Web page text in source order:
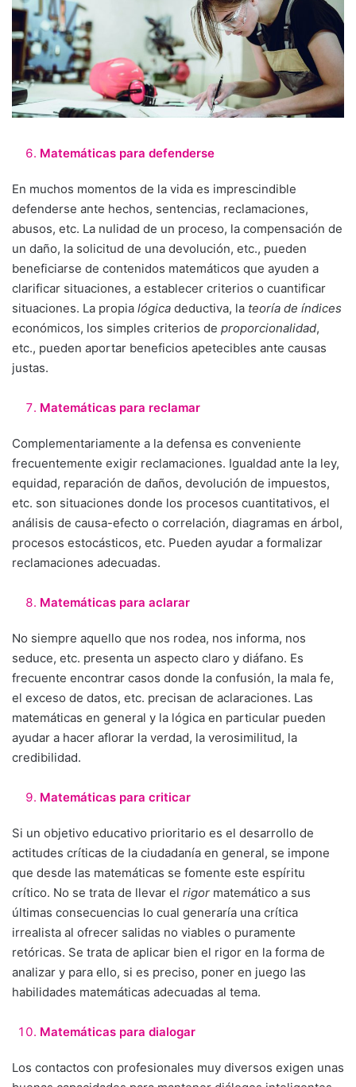
Matemáticas para defenderse
En muchos momentos de la vida es imprescindible
defenderse ante hechos, sentencias, reclamaciones,
abusos, etc. La nulidad de un proceso, la compensación de
un daño, la solicitud de una devolución, etc., pueden
beneficiarse de contenidos matemáticos que ayuden a
clarificar situaciones, a establecer criterios o cuantificar
situaciones. La propia lógica deductiva, la teoría de índices
económicos, los simples criterios de proporcionalidad,
etc., pueden aportar beneficios apetecibles ante causas
justas.
Matemáticas para reclamar
Complementariamente a la defensa es conveniente
frecuentemente exigir reclamaciones. Igualdad ante la ley,
equidad, reparación de daños, devolución de impuestos,
etc. son situaciones donde los procesos cuantitativos, el
análisis de causa-efecto o correlación, diagramas en árbol,
procesos estocásticos, etc. Pueden ayudar a formalizar
reclamaciones adecuadas.
Matemáticas para aclarar
No siempre aquello que nos rodea, nos informa, nos
seduce, etc. presenta un aspecto claro y diáfano. Es
frecuente encontrar casos donde la confusión, la mala fe,
el exceso de datos, etc. precisan de aclaraciones. Las
matemáticas en general y la lógica en particular pueden
ayudar a hacer aflorar la verdad, la verosimilitud, la
credibilidad.
Matemáticas para criticar
Si un objetivo educativo prioritario es el desarrollo de
actitudes críticas de la ciudadanía en general, se impone
que desde las matemáticas se fomente este espíritu
crítico. No se trata de llevar el rigor matemático a sus
últimas consecuencias lo cual generaría una crítica
irrealista al ofrecer salidas no viables o puramente
retóricas. Se trata de aplicar bien el rigor en la forma de
analizar y para ello, si es preciso, poner en juego las
habilidades matemáticas adecuadas al tema.
Matemáticas para dialogar
Los contactos con profesionales muy diversos exigen unas